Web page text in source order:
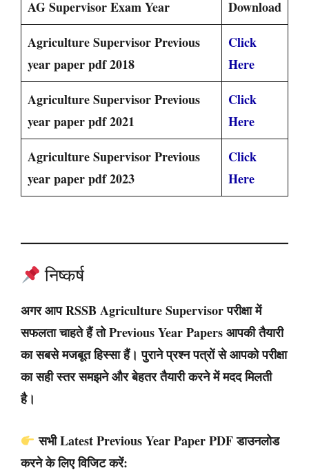
AG Supervisor Exam Year
Download
Agriculture Supervisor Previous
year paper pdf 2018
Click
Here
Agriculture Supervisor Previous
year paper pdf 2021
Click
Here
Agriculture Supervisor Previous
year paper pdf 2023
Click
Here
निष्कर्ष
अगर आप RSSB Agriculture Supervisor परीक्षा में
सफलता चाहते हैं तो Previous Year Papers आपकी तैयारी
का सबसे मजबूत हिस्सा हैं। पुराने प्रश्न पत्रों से आपको परीक्षा
का सही स्तर समझने और बेहतर तैयारी करने में मदद मिलती
है।
सभी Latest Previous Year Paper PDF डाउनलोड
करने के लिए विजिट करें: